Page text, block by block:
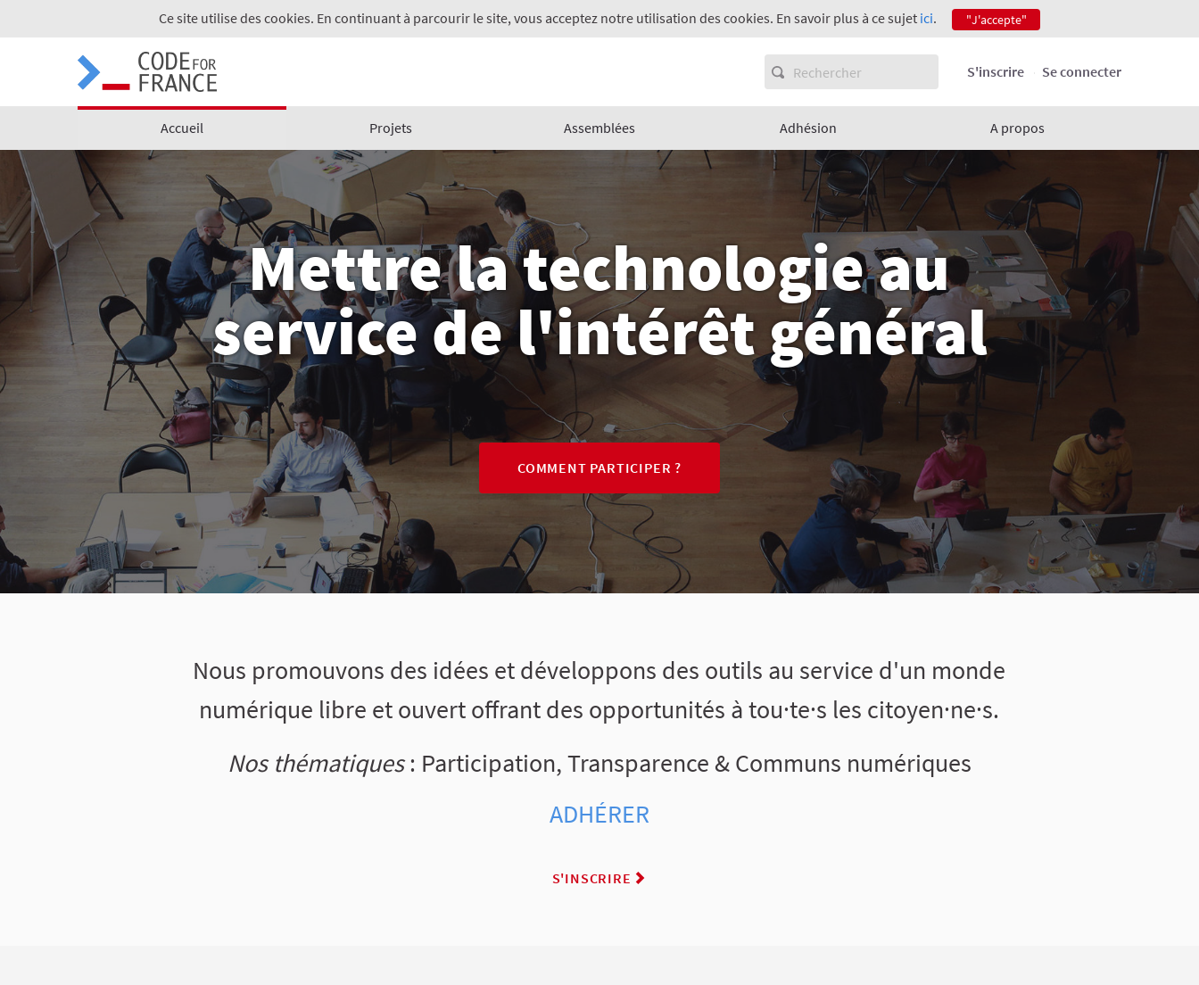
Ce site utilise des cookies. En continuant à parcourir le site, vous acceptez notre utilisation des cookies. En savoir plus à ce sujet ici. "J'accepte"
S'inscrire Se connecter
Accueil Projets Assemblées Adhésion A propos
Mettre la technologie au
service de l'intérêt général
COMMENT PARTICIPER ?
Nous promouvons des idées et développons des outils au service d'un monde
numérique libre et ouvert offrant des opportunités à tou·te·s les citoyen·ne·s.
Nos thématiques: Participation, Transparence & Communs numériques
ADHÉRER
S'INSCRIRE